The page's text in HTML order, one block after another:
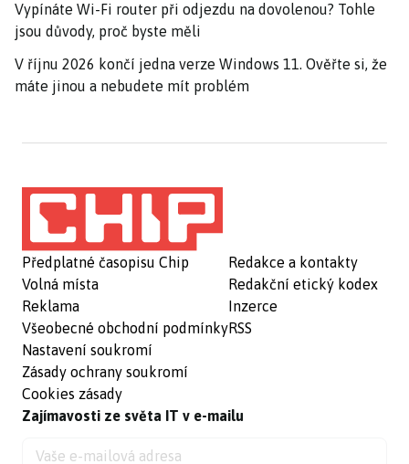
Vypínáte Wi-Fi router při odjezdu na dovolenou? Tohle
jsou důvody, proč byste měli
V říjnu 2026 končí jedna verze Windows 11. Ověřte si, že
máte jinou a nebudete mít problém
Předplatné časopisu Chip
Volná místa
Reklama
Všeobecné obchodní podmínky
Nastavení soukromí
Zásady ochrany soukromí
Cookies zásady
Redakce a kontakty
Redakční etický kodex
Inzerce
RSS
Zajímavosti ze světa IT v e-mailu